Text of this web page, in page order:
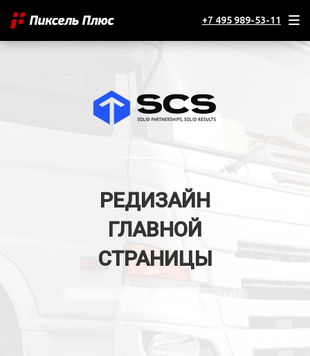
+7 495 989-53-11
РЕДИЗАЙН
ГЛАВНОЙ
СТРАНИЦЫ